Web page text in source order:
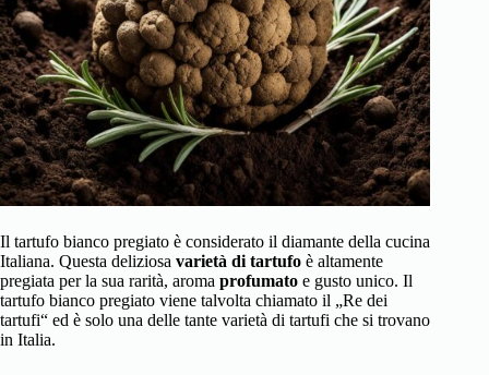
Il tartufo bianco pregiato è considerato il diamante della cucina
Italiana. Questa deliziosa varietà di tartufo è altamente
pregiata per la sua rarità, aroma profumato e gusto unico. Il
tartufo bianco pregiato viene talvolta chiamato il „Re dei
tartufi“ ed è solo una delle tante varietà di tartufi che si trovano
in Italia.